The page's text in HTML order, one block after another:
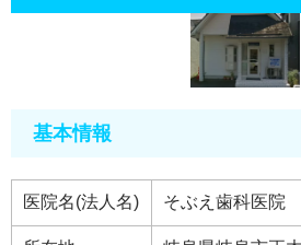
基本情報
医院名(法人名) そぶえ歯科医院